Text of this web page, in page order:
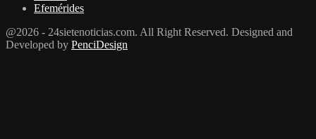
Efemérides
@2026 - 24sietenoticias.com. All Right Reserved. Designed and
Developed by PenciDesign